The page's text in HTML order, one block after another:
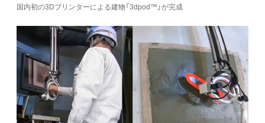
国内初の3Dプリンターによる建物「3dpod™」が完成